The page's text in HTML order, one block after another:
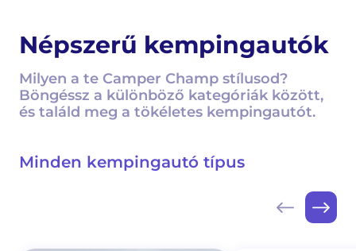
Népszerű kempingautók
Milyen a te Camper Champ stílusod?
Böngéssz a különböző kategóriák között,
és találd meg a tökéletes kempingautót.
Minden kempingautó típus